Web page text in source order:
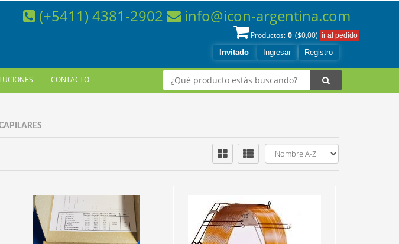
Invitado Ingresar Registro
Productos: 0 ($0,00)
CONTACTO
(+5411) 4381-2902 info@icon-argentina.com